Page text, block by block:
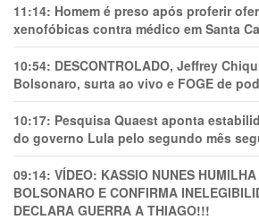
11:14: Homem é preso após proferir
xenofóbicas contra médico em Santa
10:54: DESCONTROLADO, Jeffrey
Bolsonaro, surta ao vivo e FOGE de
10:17: Pesquisa Quaest aponta
do governo Lula pelo segundo mês
09:14: VÍDEO: KASSIO NUNES
BOLSONARO E CONFIRMA
DECLARA GUERRA A THIAGO!!!